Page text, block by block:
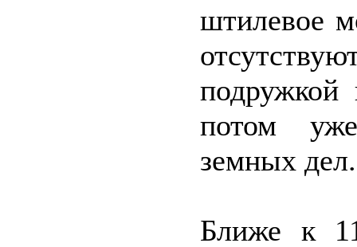
штилевое
подружкой
потом
земных дел.
Ближе к